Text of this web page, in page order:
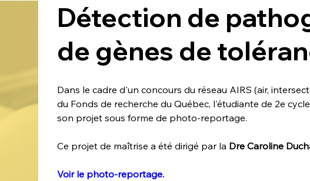
Détection de
de gènes de
Dans le cadre d'un concours du réseau AIRS (air,
du Fonds de recherche du Québec, l'étudiante de 2e
son projet sous forme de photo-reportage.
Ce projet de maîtrise a été dirigé par la Dre Caroline
Voir le photo-reportage.